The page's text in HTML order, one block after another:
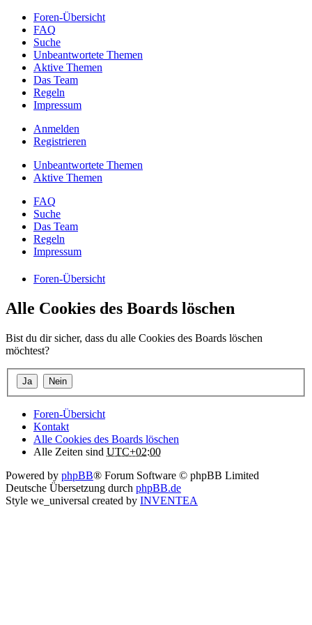
Foren-Übersicht
FAQ
Suche
Unbeantwortete Themen
Aktive Themen
Das Team
Regeln
Impressum
Anmelden
Registrieren
Unbeantwortete Themen
Aktive Themen
FAQ
Suche
Das Team
Regeln
Impressum
Foren-Übersicht
Alle Cookies des Boards löschen
Bist du dir sicher, dass du alle Cookies des Boards löschen
möchtest?
Foren-Übersicht
Kontakt
Alle Cookies des Boards löschen
Alle Zeiten sind UTC+02:00
Powered by phpBB® Forum Software © phpBB Limited
Deutsche Übersetzung durch phpBB.de
Style we_universal created by INVENTEA